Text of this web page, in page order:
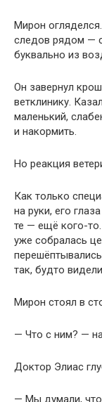
Мирон
следов рядом —
буквально из
Он завернул
ветклинику.
маленький,
и накормить.
Но реакция
Как только
на руки, его
те — ещё кого-то.
уже собралась
так, будто
Мирон стоял в
— Что с ним? —
Доктор Элиас
— Мы думали,